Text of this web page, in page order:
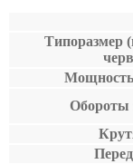
Типоразмер
Мощность
Обороты